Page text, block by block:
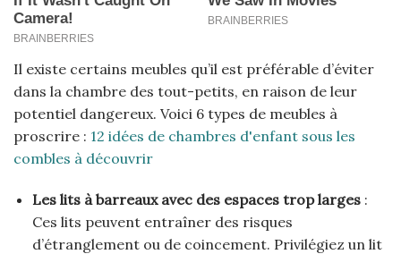
Il existe certains meubles qu’il est préférable d’éviter
dans la chambre des tout-petits, en raison de leur
potentiel dangereux. Voici 6 types de meubles à
proscrire : 12 idées de chambres d'enfant sous les
combles à découvrir
Les lits à barreaux avec des espaces trop larges:
Ces lits peuvent entraîner des risques
d’étranglement ou de coincement. Privilégiez un lit